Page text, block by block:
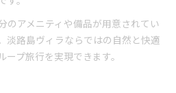
のアメニティや備品が用意されてい
淡路島ヴィラならではの自然と快適
プ旅行を実現できます。